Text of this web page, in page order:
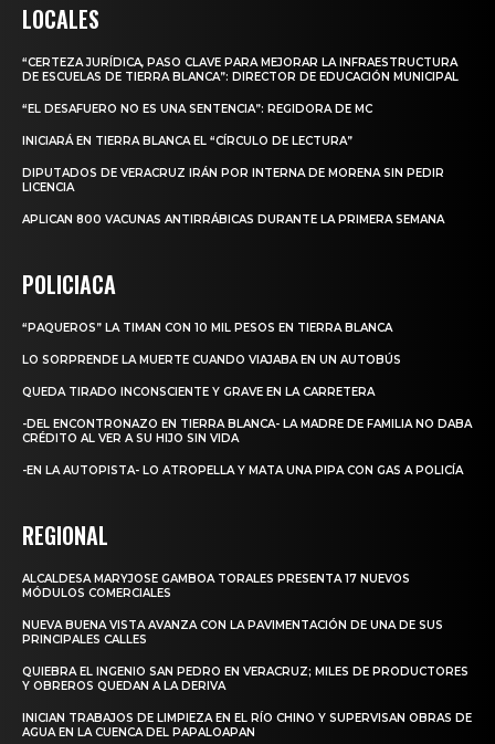
LOCALES
“CERTEZA JURÍDICA, PASO CLAVE PARA MEJORAR LA INFRAESTRUCTURA
DE ESCUELAS DE TIERRA BLANCA”: DIRECTOR DE EDUCACIÓN MUNICIPAL
“EL DESAFUERO NO ES UNA SENTENCIA”: REGIDORA DE MC
INICIARÁ EN TIERRA BLANCA EL “CÍRCULO DE LECTURA”
DIPUTADOS DE VERACRUZ IRÁN POR INTERNA DE MORENA SIN PEDIR
LICENCIA
APLICAN 800 VACUNAS ANTIRRÁBICAS DURANTE LA PRIMERA SEMANA
POLICIACA
“PAQUEROS” LA TIMAN CON 10 MIL PESOS EN TIERRA BLANCA
LO SORPRENDE LA MUERTE CUANDO VIAJABA EN UN AUTOBÚS
QUEDA TIRADO INCONSCIENTE Y GRAVE EN LA CARRETERA
-DEL ENCONTRONAZO EN TIERRA BLANCA- LA MADRE DE FAMILIA NO DABA
CRÉDITO AL VER A SU HIJO SIN VIDA
-EN LA AUTOPISTA- LO ATROPELLA Y MATA UNA PIPA CON GAS A POLICÍA
REGIONAL
ALCALDESA MARYJOSE GAMBOA TORALES PRESENTA 17 NUEVOS
MÓDULOS COMERCIALES
NUEVA BUENA VISTA AVANZA CON LA PAVIMENTACIÓN DE UNA DE SUS
PRINCIPALES CALLES
QUIEBRA EL INGENIO SAN PEDRO EN VERACRUZ; MILES DE PRODUCTORES
Y OBREROS QUEDAN A LA DERIVA
INICIAN TRABAJOS DE LIMPIEZA EN EL RÍO CHINO Y SUPERVISAN OBRAS DE
AGUA EN LA CUENCA DEL PAPALOAPAN